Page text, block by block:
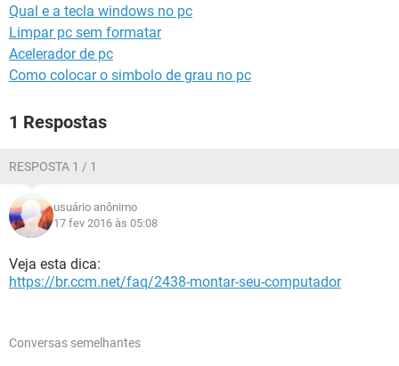
Estou com dúvida. De qual opção seria melhor, para cada
tipo!
Qual e a tecla windows no pc
Limpar pc sem formatar
Acelerador de pc
Como colocar o simbolo de grau no pc
1 Respostas
RESPOSTA 1 / 1
usuário anônimo
17 fev 2016 às 05:08
Veja esta dica:
https://br.ccm.net/faq/2438-montar-seu-computador
Conversas semelhantes